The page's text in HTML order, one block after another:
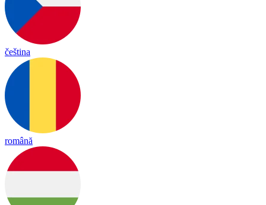
čeština
română